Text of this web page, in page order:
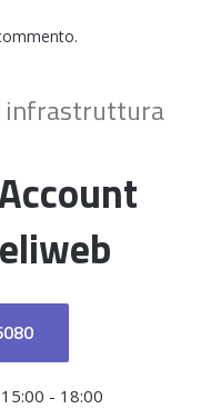
infrastruttura
- 18:00